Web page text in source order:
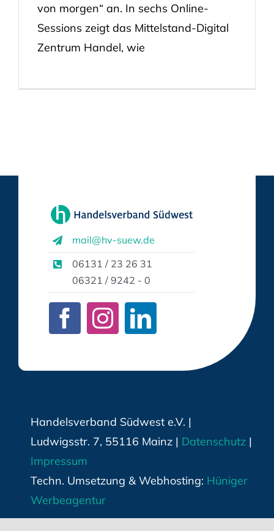
von morgen“ an. In sechs Online-
Sessions zeigt das Mittelstand-Digital
Zentrum Handel, wie
mail@hv-suew.de
06131 / 23 26 31
06321 / 9242 - 0
Handelsverband Südwest e.V. |
Ludwigsstr. 7, 55116 Mainz | Datenschutz|
Impressum
Techn. Umsetzung & Webhosting: Hüniger
Werbeagentur